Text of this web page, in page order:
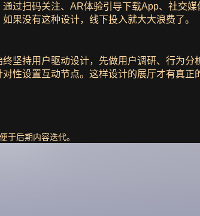
过扫码关注、AR体验引导下载App、社交
果没有这种设计，线下投入就大大浪费了。
坚持用户驱动设计，先做用户调研、行为
性设置互动节点。这样设计的展厅才有真正
于后期内容迭代。